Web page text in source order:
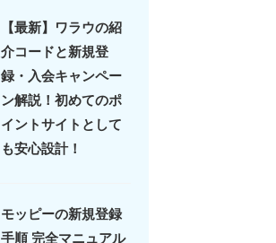
【最新】ワラウの紹
介コードと新規登
録・入会キャンペー
ン解説！初めてのポ
イントサイトとして
も安心設計！
モッピーの新規登録
手順 完全マニュアル